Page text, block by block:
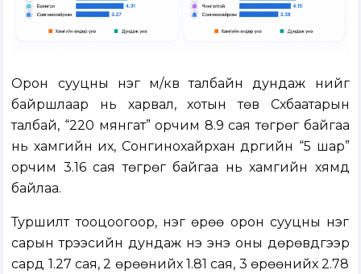
Орон сууцны нэг м/кв талбайн дундаж үнийг
байршлаар нь харвал, хотын төв Сүхбаатарын
талбай, “220 мянгат” орчим 8.9 сая төгрөг байгаа
нь хамгийн их, Сонгинохайрхан дүүргийн “5 шар”
орчим 3.16 сая төгрөг байгаа нь хамгийн хямд
байлаа.
Туршилт тооцоогоор, нэг өрөө орон сууцны нэг
сарын түрээсийн дундаж үнэ энэ оны дөрөвдүгээр
сард 1.27 сая, 2 өрөөнийх 1.81 сая, 3 өрөөнийх 2.78